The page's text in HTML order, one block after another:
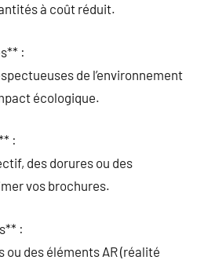
à coût réduit.
:
de l’environnement
écologique.
:
des dorures ou des
vos brochures.
:
ou des éléments AR (réalité